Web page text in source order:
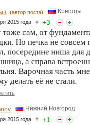
(автор поста) Крестцы
2015 года # +3
тоже сам, от
Но печка не совсем
посередине ниша для
а справа
Варочная часть
делать её не стали.
Нижний Новгород
2015 года # +1